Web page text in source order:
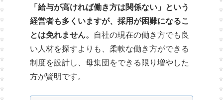
「給与が高ければ働き方は関係ない」という
経営者も多くいますが、採用が困難になるこ
とは免れません。
自社の現在の働き方でも良
い人材を探すよりも、柔軟な働き方ができる
制度を設計し、母集団をできる限り増やした
方が賢明です。